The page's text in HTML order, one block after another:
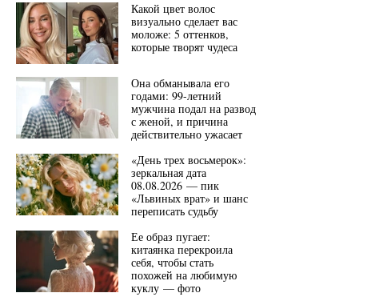
Какой цвет волос
визуально сделает вас
моложе: 5 оттенков,
которые творят чудеса
Она обманывала его
годами: 99-летний
мужчина подал на развод
с женой, и причина
действительно ужасает
«День трех восьмерок»:
зеркальная дата
08.08.2026 — пик
«Львиных врат» и шанс
переписать судьбу
Ее образ пугает:
китаянка перекроила
себя, чтобы стать
похожей на любимую
куклу — фото